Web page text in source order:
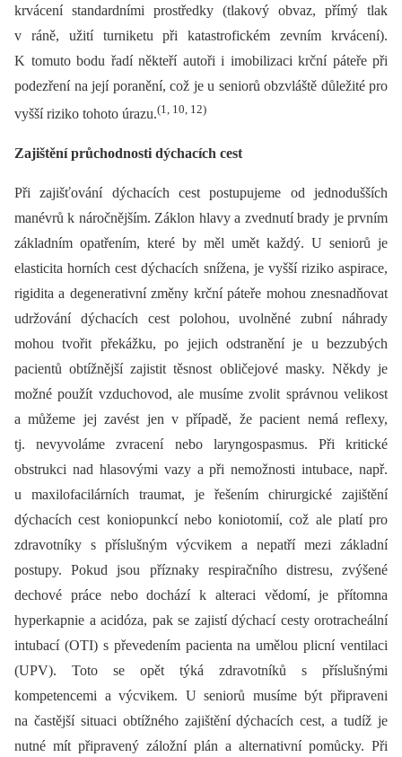
krvácení standardními prostředky (tlakový obvaz, přímý tlak
v ráně, užití turniketu při katastrofickém zevním krvácení).
K tomuto bodu řadí někteří autoři i imobilizaci krční páteře při
podezření na její poranění, což je u seniorů obzvláště důležité pro
vyšší riziko tohoto úrazu.(1, 10, 12)
Zajištění průchodnosti dýchacích cest
Při zajišťování dýchacích cest postupujeme od jednodušších
manévrů k náročnějším. Záklon hlavy a zvednutí brady je prvním
základním opatřením, které by měl umět každý. U seniorů je
elasticita horních cest dýchacích snížena, je vyšší riziko aspirace,
rigidita a degenerativní změny krční páteře mohou znesnadňovat
udržování dýchacích cest polohou, uvolněné zubní náhrady
mohou tvořit překážku, po jejich odstranění je u bezzubých
pacientů obtížnější zajistit těsnost obličejové masky. Někdy je
možné použít vzduchovod, ale musíme zvolit správnou velikost
a můžeme jej zavést jen v případě, že pacient nemá reflexy,
tj. nevyvoláme zvracení nebo laryngospasmus. Při kritické
obstrukci nad hlasovými vazy a při nemožnosti intubace, např.
u maxilofacilárních traumat, je řešením chirurgické zajištění
dýchacích cest koniopunkcí nebo koniotomií, což ale platí pro
zdravotníky s příslušným výcvikem a nepatří mezi základní
postupy. Pokud jsou příznaky respiračního distresu, zvýšené
dechové práce nebo dochází k alteraci vědomí, je přítomna
hyperkapnie a acidóza, pak se zajistí dýchací cesty orotracheální
intubací (OTI) s převedením pacienta na umělou plicní ventilaci
(UPV). Toto se opět týká zdravotníků s příslušnými
kompetencemi a výcvikem. U seniorů musíme být připraveni
na častější situaci obtížného zajištění dýchacích cest, a tudíž je
nutné mít připravený záložní plán a alternativní pomůcky. Při